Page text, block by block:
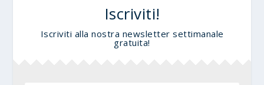
Iscriviti!
Iscriviti alla nostra newsletter settimanale
gratuita!